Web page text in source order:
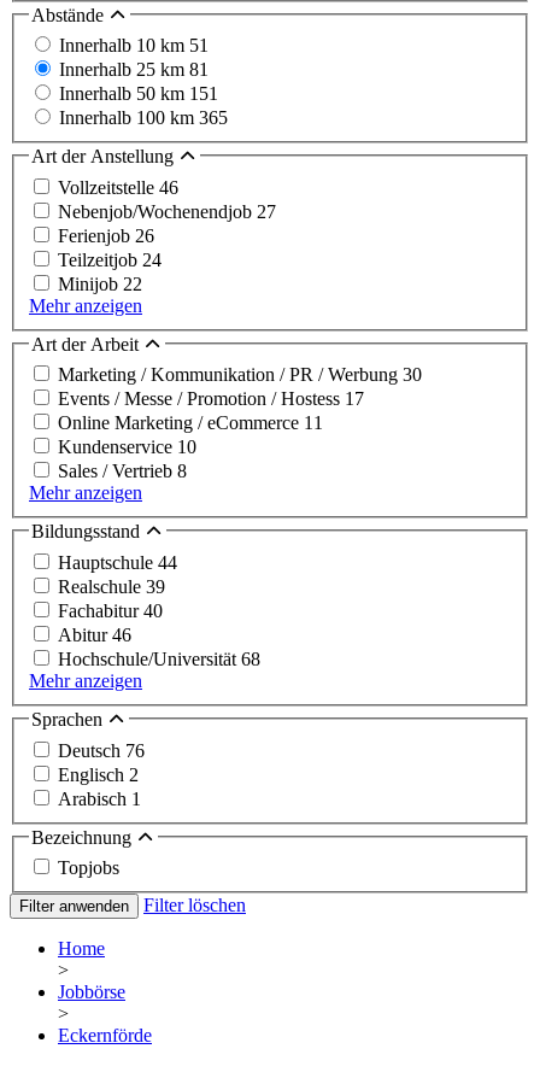
Abstände
Innerhalb 10 km 51
Innerhalb 25 km 81
Innerhalb 50 km 151
Innerhalb 100 km 365
Art der Anstellung
Vollzeitstelle 46
Nebenjob/Wochenendjob 27
Ferienjob 26
Teilzeitjob 24
Minijob 22
Mehr anzeigen
Art der Arbeit
Marketing / Kommunikation / PR / Werbung 30
Events / Messe / Promotion / Hostess 17
Online Marketing / eCommerce 11
Kundenservice 10
Sales / Vertrieb 8
Mehr anzeigen
Bildungsstand
Hauptschule 44
Realschule 39
Fachabitur40
Abitur46
Hochschule/Universität 68
Mehr anzeigen
Sprachen
Deutsch 76
Englisch 2
Arabisch 1
Bezeichnung
Topjobs
Filter anwenden Filter löschen
Home
>
Jobbörse
>
Eckernförde